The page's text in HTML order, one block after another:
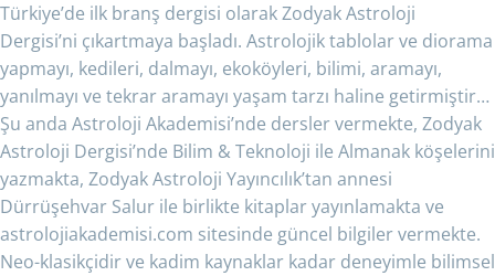
Türkiye’de ilk branş dergisi olarak Zodyak Astroloji
Dergisi’ni çıkartmaya başladı. Astrolojik tablolar ve diorama
yapmayı, kedileri, dalmayı, ekoköyleri, bilimi, aramayı,
yanılmayı ve tekrar aramayı yaşam tarzı haline getirmiştir…
Şu anda Astroloji Akademisi’nde dersler vermekte, Zodyak
Astroloji Dergisi’nde Bilim & Teknoloji ile Almanak köşelerini
yazmakta, Zodyak Astroloji Yayıncılık’tan annesi
Dürrüşehvar Salur ile birlikte kitaplar yayınlamakta ve
astrolojiakademisi.com sitesinde güncel bilgiler vermekte.
Neo-klasikçidir ve kadim kaynaklar kadar deneyimle bilimsel